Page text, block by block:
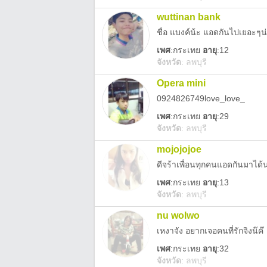
wuttinan bank
ชื่อ แบงค์น้ะ แอดกันไปเยอะๆ
เพศ:กระเทย อายุ:12
จังหวัด: ลพบุรี
Opera mini
0924826749love_love_
เพศ:กระเทย อายุ:29
จังหวัด: ลพบุรี
mojojojoe
ดีจร้าเพื่อนทุกคนแอดกันมาได้
เพศ:กระเทย อายุ:13
จังหวัด: ลพบุรี
nu wolwo
เหงาจัง อยากเจอคนที่รักจิงน๊ค๊
เพศ:กระเทย อายุ:32
จังหวัด: ลพบุรี